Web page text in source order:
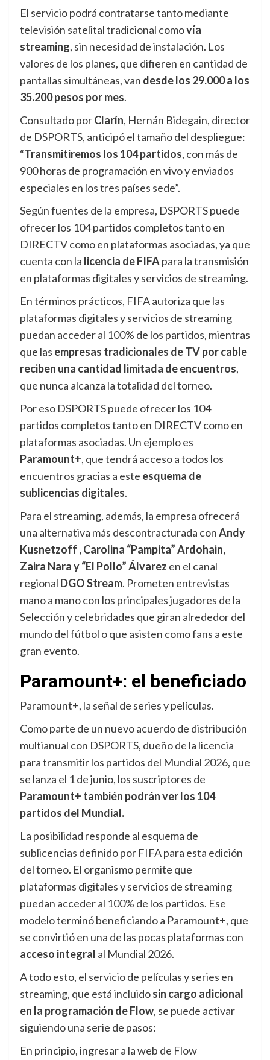
El servicio podrá contratarse tanto mediante
televisión satelital tradicional comovía
streaming, sin necesidad de instalación. Los
valores de los planes, que difieren en cantidad de
pantallas simultáneas, van desde los 29.000 a los
35.200 pesos por mes.
Consultado porClarín, Hernán Bidegain, director
de DSPORTS, anticipó el tamaño del despliegue:
“Transmitiremos los 104 partidos, con más de
900 horas de programación en vivo y enviados
especiales en los tres países sede”.
Según fuentes de la empresa, DSPORTS puede
ofrecer los 104 partidos completos tanto en
DIRECTV como en plataformas asociadas, ya que
cuenta con la licencia de FIFApara la transmisión
en plataformas digitales y servicios de streaming.
En términos prácticos, FIFA autoriza que las
plataformas digitales y servicios de streaming
puedan acceder al 100% de los partidos, mientras
que las empresas tradicionales de TV por cable
reciben una cantidad limitada de encuentros,
que nunca alcanza la totalidad del torneo.
Por eso DSPORTS puede ofrecer los 104
partidos completos tanto en DIRECTV como en
plataformas asociadas. Un ejemplo es
Paramount+, que tendrá acceso a todos los
encuentros gracias a este esquema de
sublicencias digitales.
Para el streaming, además, la empresa ofrecerá
una alternativa más descontracturada conAndy
Kusnetzoff , Carolina “Pampita” Ardohain,
Zaira Nara y “El Pollo” Álvarez en el canal
regional DGO Stream. Prometen entrevistas
mano a mano con los principales jugadores de la
Selección y celebridades que giran alrededor del
mundo del fútbol o que asisten como fans a este
gran evento.
Paramount+: el beneficiado
Paramount+, la señal de series y películas.
Como parte de un nuevo acuerdo de distribución
multianual con DSPORTS, dueño de la licencia
para transmitir los partidos del Mundial 2026, que
se lanza el 1 de junio, los suscriptores de
Paramount+ también podrán ver los 104
partidos del Mundial.
La posibilidad responde al esquema de
sublicencias definido por FIFA para esta edición
del torneo. El organismo permite que
plataformas digitales y servicios de streaming
puedan acceder al 100% de los partidos. Ese
modelo terminó beneficiando a Paramount+, que
se convirtió en una de las pocas plataformas con
acceso integral al Mundial 2026.
A todo esto, el servicio de películas y series en
streaming, que está incluidosin cargo adicional
en la programación de Flow, se puede activar
siguiendo una serie de pasos:
En principio, ingresar a la web de Flow